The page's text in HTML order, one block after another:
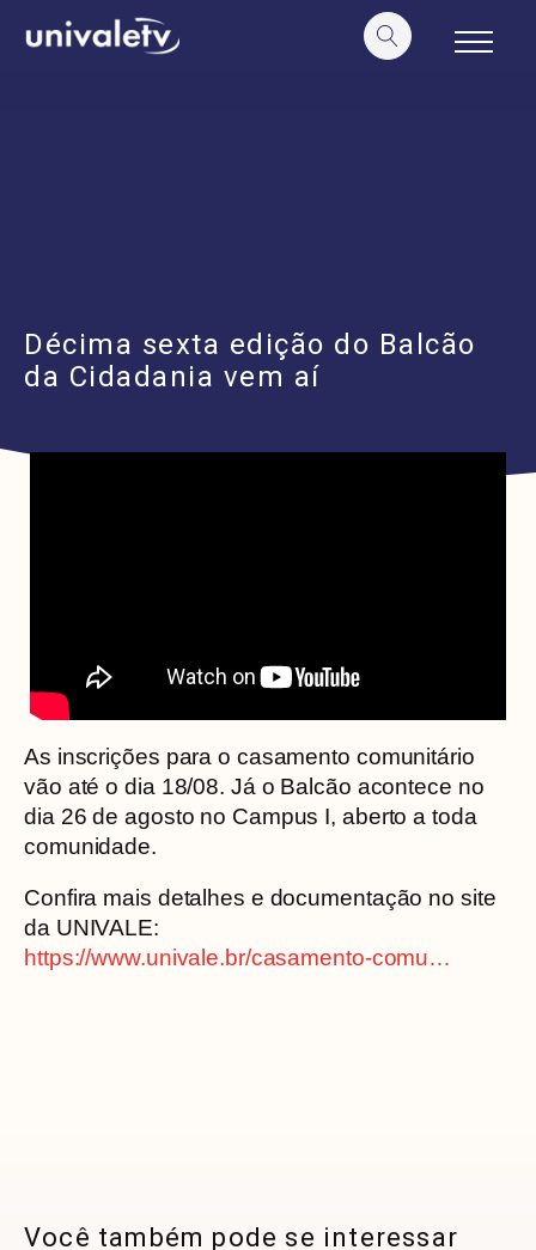
conteúdo
Décima sexta edição do Balcão
da Cidadania vem aí
As inscrições para o casamento comunitário
vão até o dia 18/08. Já o Balcão acontece no
dia 26 de agosto no Campus I, aberto a toda
comunidade.
Confira mais detalhes e documentação no site
da UNIVALE:
https://www.univale.br/casamento-comu…
Você também pode se interessar